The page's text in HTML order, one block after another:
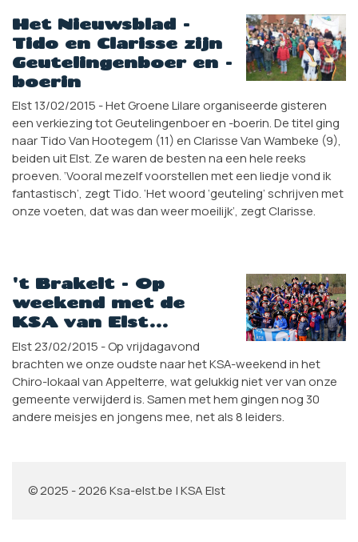
Het Nieuwsblad -
Tido en Clarisse zijn
Geutelingenboer en -
boerin
Elst 13/02/2015 - Het Groene Lilare organiseerde gisteren
een verkiezing tot Geutelingenboer en -boerin. De titel ging
naar Tido Van Hootegem (11) en Clarisse Van Wambeke (9),
beiden uit Elst. Ze waren de besten na een hele reeks
proeven. ‘Vooral mezelf voorstellen met een liedje vond ik
fantastisch’, zegt Tido. ‘Het woord ‘geuteling’ schrijven met
onze voeten, dat was dan weer moeilijk’, zegt Clarisse.
't Brakelt - Op
weekend met de
KSA van Elst…
Elst 23/02/2015 - Op vrijdagavond
brachten we onze oudste naar het KSA-weekend in het
Chiro-lokaal van Appelterre, wat gelukkig niet ver van onze
gemeente verwijderd is. Samen met hem gingen nog 30
andere meisjes en jongens mee, net als 8 leiders.
© 2025 - 2026 Ksa-elst.be | KSA Elst